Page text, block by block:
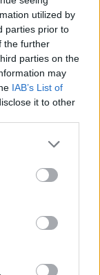
utilized by
parties prior to
the further
parties on the
may
IAB’s List of
it to other